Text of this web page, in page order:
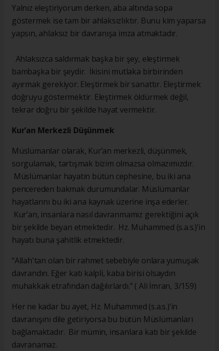
Yalnız eleştiriyorum derken, aba altında sopa
göstermek ise tam bir ahlaksızlıktır. Bunu kim yaparsa
yapsın, ahlaksız bir davranışa imza atmaktadır.
Ahlaksızca saldırmak başka bir şey, eleştirmek
bambaşka bir şeydir. İkisini mutlaka birbirinden
ayırmak gerekiyor. Eleştirmek bir sanattır. Eleştirmek
doğruyu göstermektir. Eleştirmek öldürmek değil,
tekrar doğru bir şekilde hayat vermektir.
Kur’an Merkezli Düşünmek
Müslümanlar olarak, Kur’an merkezli, düşünmek,
sorgulamak, tartışmak bizim olmazsa olmazımızdır.
Müslümanlar hayatın bütün cephesine, bu iki ana
pencereden bakmak durumundalar. Müslümanlar
hayatlarını bu iki ana kaynak üzerine inşa ederler.
Kur’an, insanlara nasıl davranmamız gerektiğini açık
bir şekilde beyan etmektedir. Hz. Muhammed (s.a.s.)’in
hayatı buna şahitlik etmektedir.
“Allah'tan olan bir rahmet sebebiyle onlara yumuşak
davrandın. Eğer katı kalpli, kaba birisi olsaydın
muhakkak etrafından dağılırlardı.” ( Ali İmran, 3/159)
Her ne kadar bu ayet, Hz. Muhammed (s.a.s.)’in
davranışını dile getiriyorsa bu bütün Müslümanları
bağlamaktadır. Bir mümin, insanlara katı bir şekilde
davranamaz.